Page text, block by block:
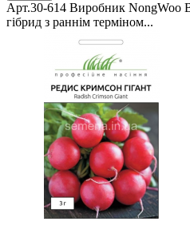
Арт.30-614 Виробник NongWoo
гібрид з раннім терміном...